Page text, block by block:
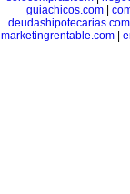
guiachicos.com
deudashipotecarias.com
marketingrentable.com|